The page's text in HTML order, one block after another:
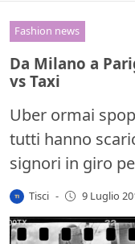
Fashion news
Da Milano a
vs Taxi
Uber ormai
tutti hanno
signori in giro
Tisci - 9 Luglio